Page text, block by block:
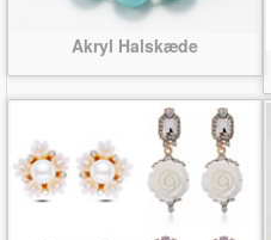
Akryl Halskæde